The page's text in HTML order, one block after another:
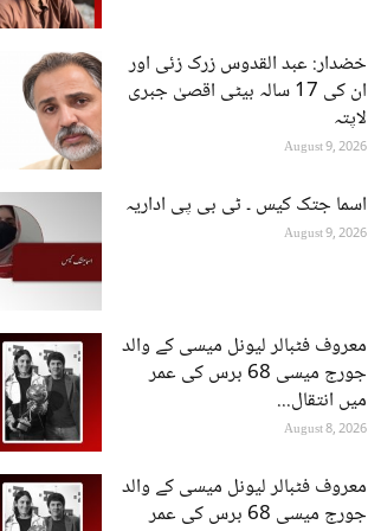
خضدار: عبد القدوس زرک زئی اور
ان کی 17 سالہ بیٹی اقصیٰ جبری
لاپتہ
August 9, 2026
اسما جتک کیس ۔ ٹی بی پی اداریہ
August 9, 2026
معروف فٹبالر لیونل میسی کے والد
جورج میسی 68 برس کی عمر
میں انتقال...
August 8, 2026
معروف فٹبالر لیونل میسی کے والد
جورج میسی 68 برس کی عمر